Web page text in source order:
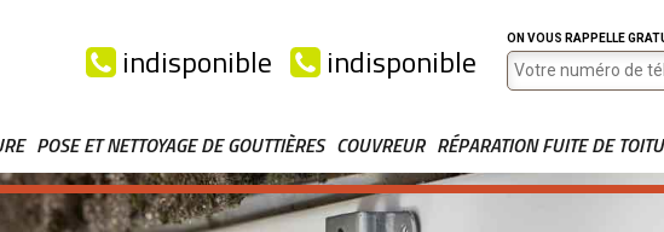
indisponible indisponible
ON VOUS RAPPELLE
POSE ET NETTOYAGE DE GOUTTIÈRES COUVREUR RÉPARATION FUITE DE